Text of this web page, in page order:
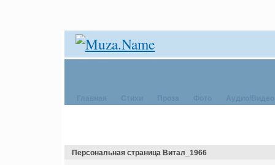
Персональная страница Витал_1966